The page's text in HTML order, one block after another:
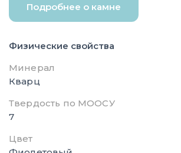
Подробнее о камне
Физические свойства
Минерал
Кварц
Твердость по МООСУ
7
Цвет